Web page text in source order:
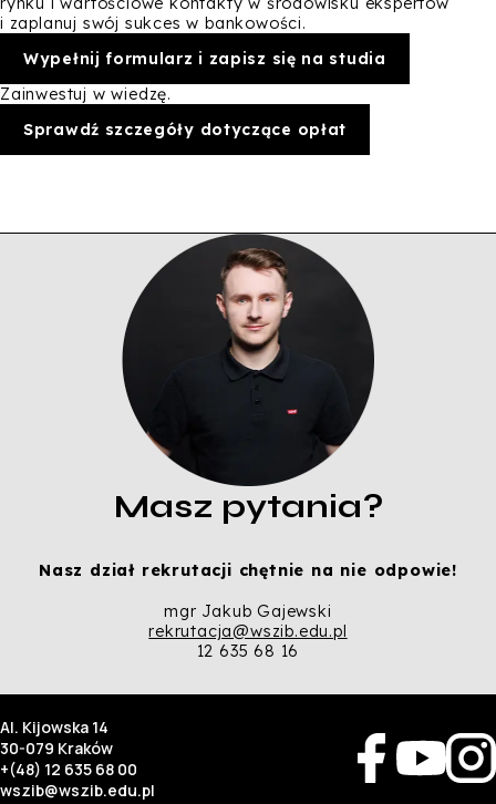
i zaplanuj swój sukces w bankowości.
Wypełnij formularz i zapisz się na studia
Zainwestuj w wiedzę.
Sprawdź szczegóły dotyczące opłat
Masz pytania?
Nasz dział rekrutacji chętnie na nie odpowie!
mgr Jakub Gajewski
rekrutacja@wszib.edu.pl
12 635 68 16
Al. Kijowska 14
30-079 Kraków
+(48) 12 635 68 00
wszib@wszib.edu.pl